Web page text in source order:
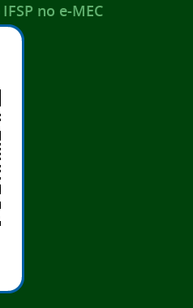
no e-MEC